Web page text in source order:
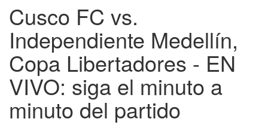
Cusco FC vs.
Independiente Medellín,
Copa Libertadores - EN
VIVO: siga el minuto a
minuto del partido